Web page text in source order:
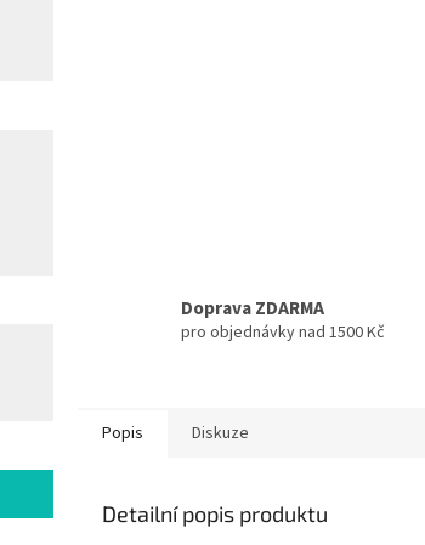
Doprava ZDARMA
pro objednávky nad 1500 Kč
Popis Diskuze
Detailní popis produktu